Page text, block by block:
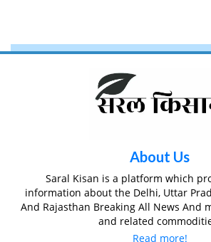
About Us
Saral Kisan is a platform which
information about the Delhi, Uttar
And Rajasthan Breaking All News And
and related
Read more!